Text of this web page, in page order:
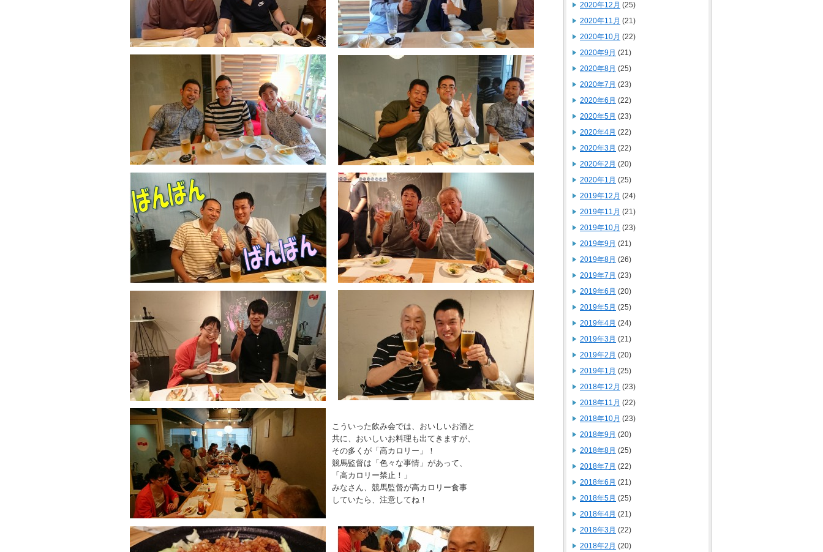
こういった飲み会では、おいしいお酒と
共に、おいしいお料理も出てきますが、
その多くが「高カロリー」！
競馬監督は「色々な事情」があって、
「高カロリー禁止！」
みなさん、競馬監督が高カロリー食事
していたら、注意してね！
2020年12月 (25)
2020年11月 (21)
2020年10月 (22)
2020年9月 (21)
2020年8月 (25)
2020年7月 (23)
2020年6月 (22)
2020年5月 (23)
2020年4月 (22)
2020年3月 (22)
2020年2月 (20)
2020年1月 (25)
2019年12月 (24)
2019年11月 (21)
2019年10月 (23)
2019年9月 (21)
2019年8月 (26)
2019年7月 (23)
2019年6月 (20)
2019年5月 (25)
2019年4月 (24)
2019年3月 (21)
2019年2月 (20)
2019年1月 (25)
2018年12月 (23)
2018年11月 (22)
2018年10月 (23)
2018年9月 (20)
2018年8月 (25)
2018年7月 (22)
2018年6月 (21)
2018年5月 (25)
2018年4月 (21)
2018年3月 (22)
2018年2月 (20)